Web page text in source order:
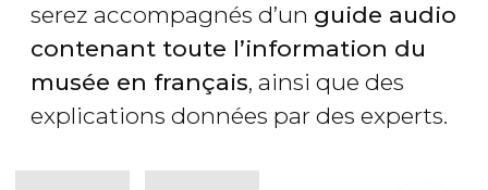
serez accompagnés d’un guide audio
contenant toute l’information du
musée en français, ainsi que des
explications données par des experts.